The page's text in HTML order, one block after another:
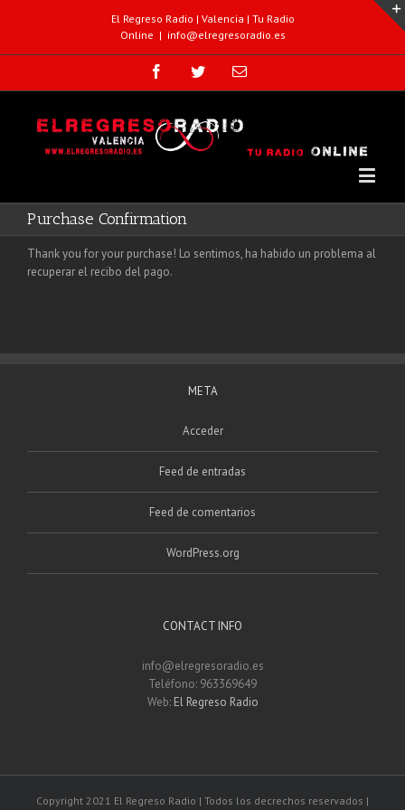
El Regreso Radio | Valencia | Tu Radio
Online | info@elregresoradio.es
Purchase Confirmation
Thank you for your purchase! Lo sentimos, ha habido un problema al
recuperar el recibo del pago.
META
Acceder
Feed de entradas
Feed de comentarios
WordPress.org
CONTACT INFO
info@elregresoradio.es
Teléfono: 963369649
Web: El Regreso Radio
Copyright 2021 El Regreso Radio | Todos los decrechos reservados |